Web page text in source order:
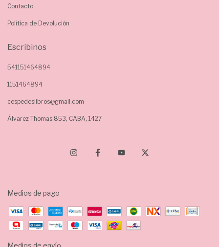
Contacto
Política de Devolución
Escribinos
541151464894
1151464894
cespedeslibros@gmail.com
Álvarez Thomas 853, CABA, 1427
Medios de pago
Medios de envío